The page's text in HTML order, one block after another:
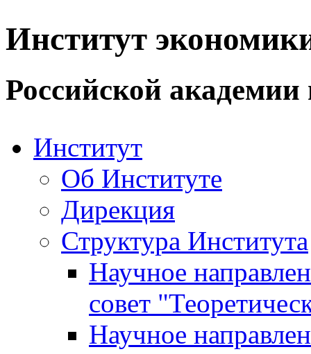
Институт
Российской академии
Институт
Об Институте
Дирекция
Структура Института
Научное
совет
Научное